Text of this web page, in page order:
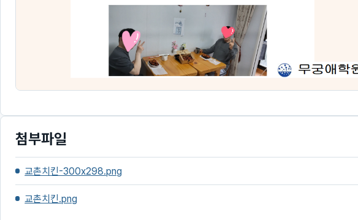
첨부파일
교촌치킨-300x298.png
교촌치킨.png